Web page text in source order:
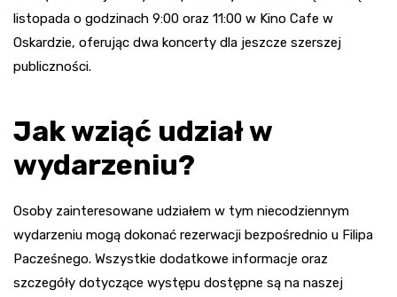
listopada o godzinach 9:00 oraz 11:00 w Kino Cafe w
Oskardzie, oferując dwa koncerty dla jeszcze szerszej
publiczności.
Jak wziąć udział w
wydarzeniu?
Osoby zainteresowane udziałem w tym niecodziennym
wydarzeniu mogą dokonać rezerwacji bezpośrednio u Filipa
Pacześnego. Wszystkie dodatkowe informacje oraz
szczegóły dotyczące występu dostępne są na naszej